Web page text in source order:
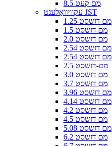
8.5 מם קעט
עקוויוואַלענט JST
1.25 מם דזשסט
1.5 מם דזשסט
2.0 מם דזשסט
2.54 מם דזשסט
2.54 מם דזשסט
2.5 מם-דזשסט
3.0 מם דזשסט
3.7 מם דזשסט
3.96 מם דזשסט
4.14 מם דזשסט
4.2 מם דזשסט
4.5 מם דזשסט
5.08 מם דזשסט
6.2 מם דזשסט